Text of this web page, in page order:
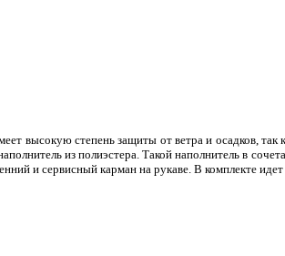
высокую степень защиты от ветра и осадков,
из полиэстера. Такой наполнитель в
и сервисный карман на рукаве. В комплекте идет